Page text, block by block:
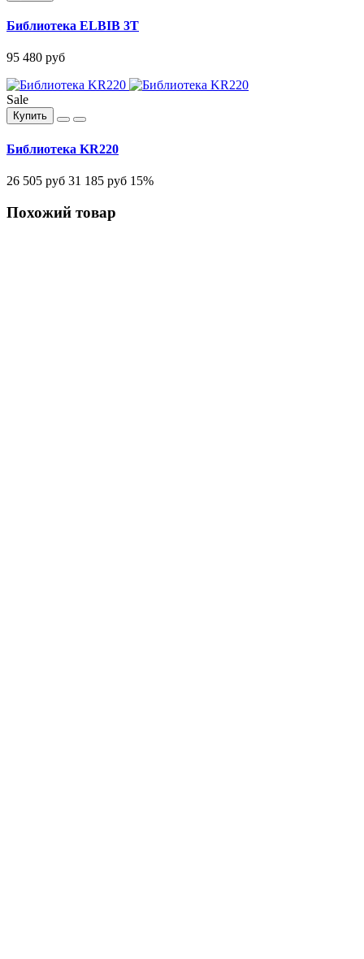
Библиотека ELBIB 3Т
95 480 руб
Sale
Купить
Библиотека KR220
26 505 руб 31 185 руб 15%
Похожий товар